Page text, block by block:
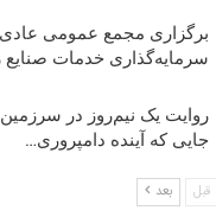
برگزاری مجمع عمومی
سرمایه‌گذاری خدمات
روایت یک نیم‌روز در سرزمین
جایی که آینده دامپروری…
قبل بعد